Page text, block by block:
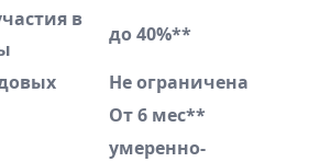
в
до 40%**
Не ограничена
От 6 мес**
умеренно-